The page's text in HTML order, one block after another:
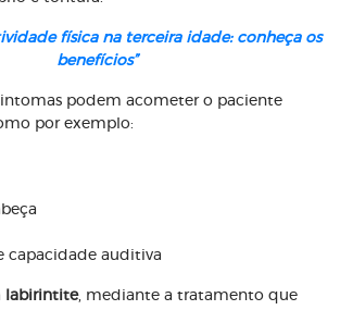
física na terceira idade: conheça os
benefícios”
podem acometer o paciente
por exemplo:
capacidade auditiva
labirintite, mediante a tratamento que